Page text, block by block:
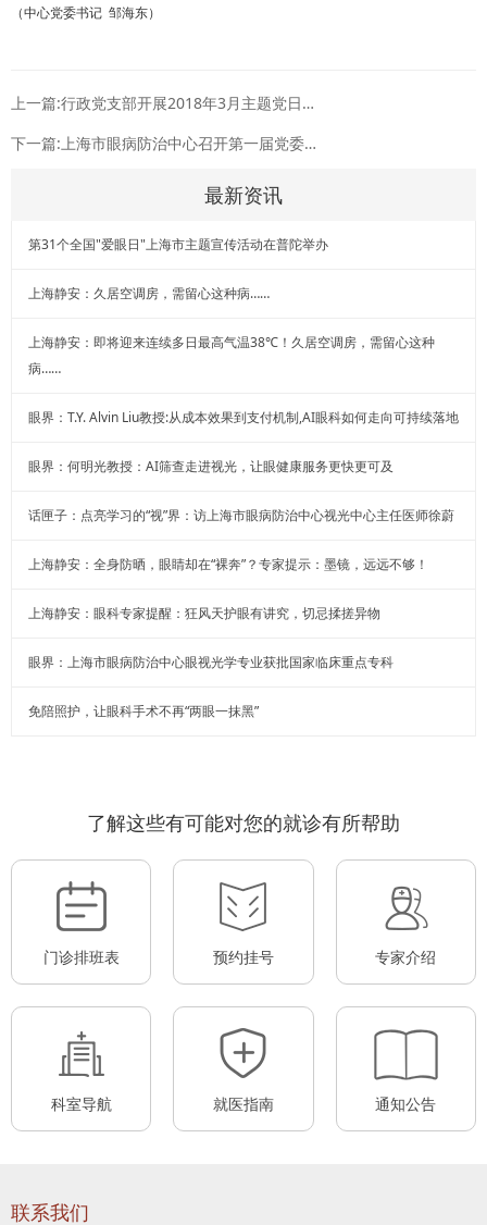
（中心党委书记 邹海东）
上一篇:行政党支部开展2018年3月主题党日活动
下一篇:上海市眼病防治中心召开第一届党委会第33次会议
最新资讯
第31个全国"爱眼日"上海市主题宣传活动在普陀举办
上海静安：久居空调房，需留心这种病……
上海静安：即将迎来连续多日最高气温38℃！久居空调房，需留心这种
病……
眼界：T.Y. Alvin Liu教授:从成本效果到支付机制,AI眼科如何走向可持续落地
眼界：何明光教授：AI筛查走进视光，让眼健康服务更快更可及
话匣子：点亮学习的“视”界：访上海市眼病防治中心视光中心主任医师徐蔚
上海静安：全身防晒，眼睛却在“裸奔”？专家提示：墨镜，远远不够！
上海静安：眼科专家提醒：狂风天护眼有讲究，切忌揉搓异物
眼界：上海市眼病防治中心眼视光学专业获批国家临床重点专科
免陪照护，让眼科手术不再“两眼一抹黑”
了解这些有可能对您的就诊有所帮助
门诊排班表 预约挂号 专家介绍
科室导航 就医指南 通知公告
联系我们